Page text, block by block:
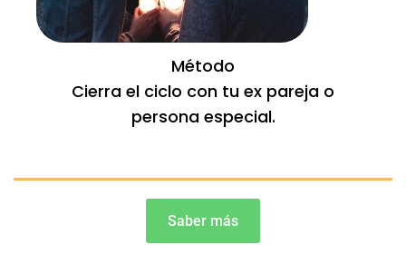
Método
Cierra el ciclo con tu ex pareja o
persona especial.
Saber más